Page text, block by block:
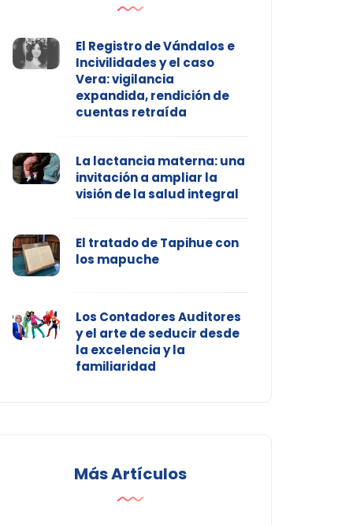
El Registro de Vándalos e
Incivilidades y el caso
Vera: vigilancia
expandida, rendición de
cuentas retraída
La lactancia materna: una
invitación a ampliar la
visión de la salud integral
El tratado de Tapihue con
los mapuche
Los Contadores Auditores
y el arte de seducir desde
la excelencia y la
familiaridad
Más Artículos